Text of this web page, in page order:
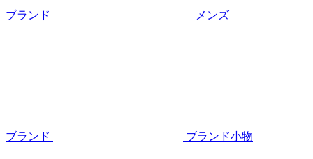
ブランド メンズ
ブランド ブランド小物